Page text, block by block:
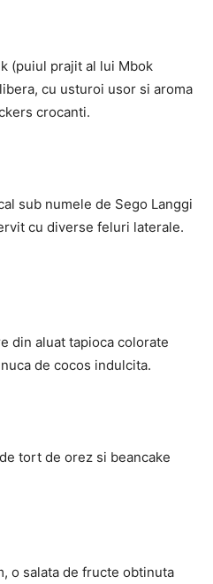
(puiul prajit al lui Mbok
cu usturoi usor si aroma
crocanti.
sub numele de Sego Langgi
cu diverse feluri laterale.
din aluat tapioca colorate
de cocos indulcita.
tort de orez si beancake
o salata de fructe obtinuta